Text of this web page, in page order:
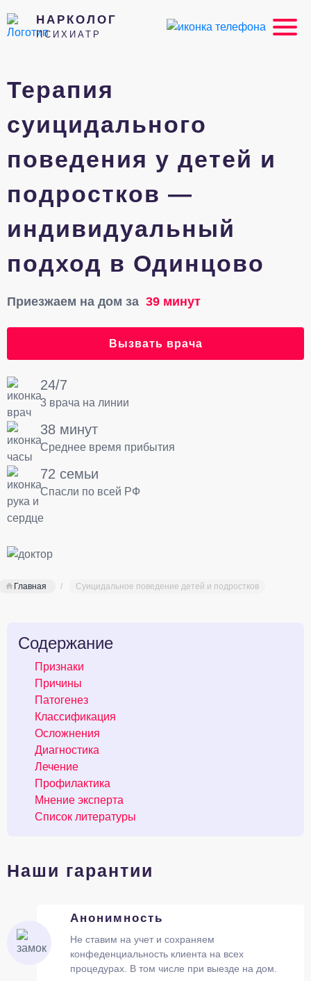
НАРКОЛОГ
ПСИХИАТР
Терапия
суицидального
поведения у детей и
подростков —
индивидуальный
подход в Одинцово
Приезжаем на дом за 39 минут
Вызвать врача
24/7
3 врача на линии
38 минут
Среднее время прибытия
72 семьи
Спасли по всей РФ
Главная Суицидальное поведение детей и подростков
Содержание
Признаки
Причины
Патогенез
Классификация
Осложнения
Диагностика
Лечение
Профилактика
Мнение эксперта
Список литературы
Наши гарантии
Анонимность
Не ставим на учет и сохраняем
конфеденциальность клиента на всех
процедурах. В том числе при выезде на дом.